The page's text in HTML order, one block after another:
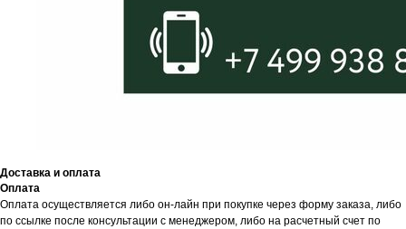
Доставка и оплата
Оплата
Оплата осуществляется либо он-лайн при покупке через форму заказа, либо
по ссылке после консультации с менеджером, либо на расчетный счет по